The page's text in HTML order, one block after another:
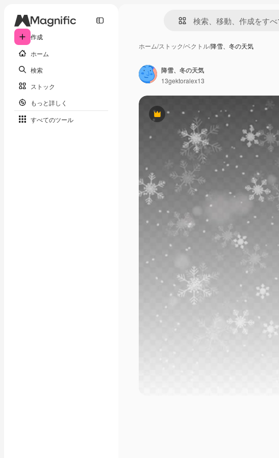
作成
ホーム
検索
ストック
もっと詳しく
すべてのツール
ホーム/ストック/ベクトル/降雪、冬の天気
Premium
降雪、冬の天気
13gektoralex13